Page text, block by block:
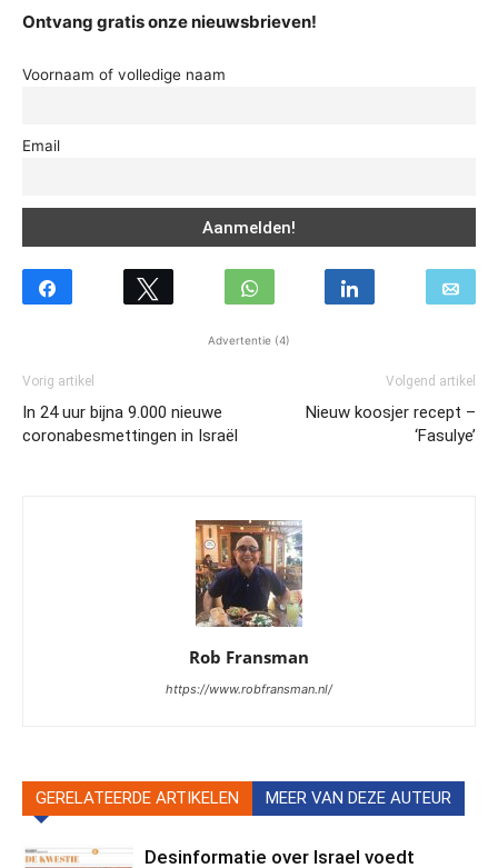
Ontvang gratis onze nieuwsbrieven!
Voornaam of volledige naam
Email
Advertentie (4)
Vorig artikel
In 24 uur bijna 9.000 nieuwe
coronabesmettingen in Israël
Volgend artikel
Nieuw koosjer recept –
‘Fasulye’
Rob Fransman
https://www.robfransman.nl/
GERELATEERDE ARTIKELEN MEER VAN DEZE AUTEUR
Desinformatie over Israel voedt